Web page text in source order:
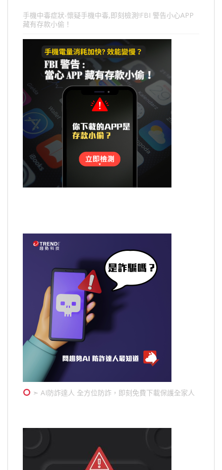
手機中毒症狀-懷疑手機中毒,即刻檢測!FBI 警告小心APP
藏有存款小偷！
➣ AI防詐達人 全方位防詐，即刻免費下載保護全家人